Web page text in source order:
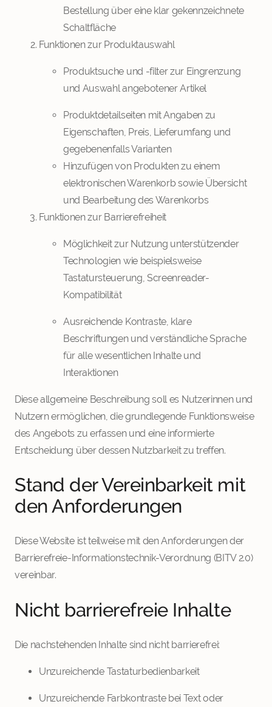
Bestellung über eine klar gekennzeichnete
Schaltfläche
Funktionen zur Produktauswahl
Produktsuche und -filter zur Eingrenzung
und Auswahl angebotener Artikel
Produktdetailseiten mit Angaben zu
Eigenschaften, Preis, Lieferumfang und
gegebenenfalls Varianten
Hinzufügen von Produkten zu einem
elektronischen Warenkorb sowie Übersicht
und Bearbeitung des Warenkorbs
Funktionen zur Barrierefreiheit
Möglichkeit zur Nutzung unterstützender
Technologien wie beispielsweise
Tastatursteuerung, Screenreader-
Kompatibilität
Ausreichende Kontraste, klare
Beschriftungen und verständliche Sprache
für alle wesentlichen Inhalte und
Interaktionen
Diese allgemeine Beschreibung soll es Nutzerinnen und
Nutzern ermöglichen, die grundlegende Funktionsweise
des Angebots zu erfassen und eine informierte
Entscheidung über dessen Nutzbarkeit zu treffen.
Stand der Vereinbarkeit mit
den Anforderungen
Diese Website ist teilweise mit den Anforderungen der
Barrierefreie-Informationstechnik-Verordnung (BITV 2.0)
vereinbar.
Nicht barrierefreie Inhalte
Die nachstehenden Inhalte sind nicht barrierefrei:
Unzureichende Tastaturbedienbarkeit
Unzureichende Farbkontraste bei Text oder